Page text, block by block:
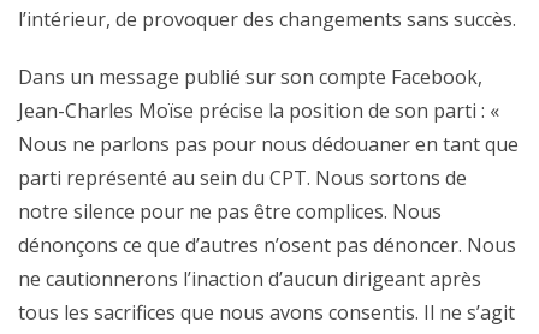
l’intérieur, de provoquer des changements sans succès.
Dans un message publié sur son compte Facebook,
Jean-Charles Moïse précise la position de son parti : «
Nous ne parlons pas pour nous dédouaner en tant que
parti représenté au sein du CPT. Nous sortons de
notre silence pour ne pas être complices. Nous
dénonçons ce que d’autres n’osent pas dénoncer. Nous
ne cautionnerons l’inaction d’aucun dirigeant après
tous les sacrifices que nous avons consentis. Il ne s’agit